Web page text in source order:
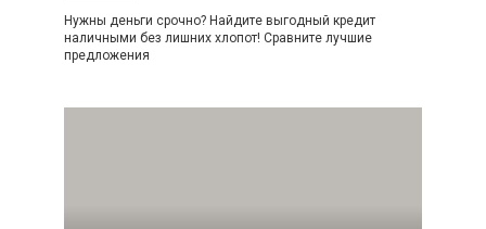
Нужны деньги срочно? Найдите выгодный кредит
наличными без лишних хлопот! Сравните лучшие
предложения